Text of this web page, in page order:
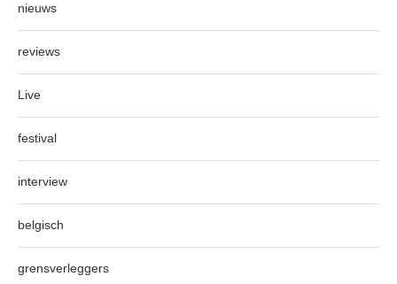
nieuws
reviews
Live
festival
interview
belgisch
grensverleggers